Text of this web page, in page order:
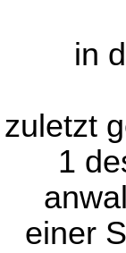
in
zuletzt
1
einer